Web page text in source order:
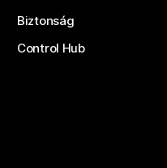
Biztonság
Control Hub